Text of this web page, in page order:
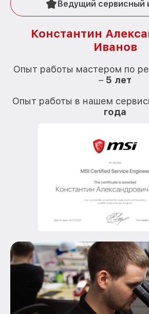
Ведущий сервисный
Константин
Иванов
Опыт работы мастером по
– 5 лет
Опыт работы в нашем
года